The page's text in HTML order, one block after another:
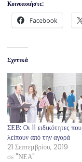
Κοινοποιήστε:
Facebook
Σχετικά
ΣΕΒ: Οι 11 ειδικότητες που
λείπουν από την αγορά
21 Σεπτεμβρίου, 2019
σε "ΝΕΑ"